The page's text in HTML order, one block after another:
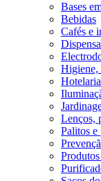
Bases
Bebidas
Cafés e
Higiene,
Lenços,
Palitos e